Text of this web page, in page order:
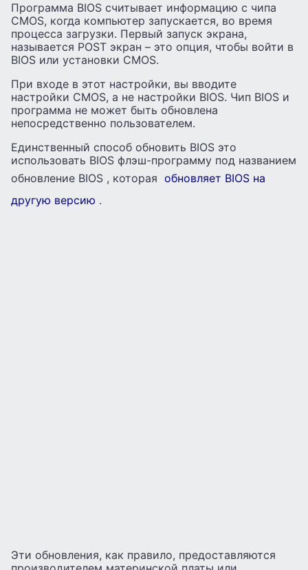
Программа BIOS считывает информацию с чипа
CMOS, когда компьютер запускается, во время
процесса загрузки. Первый запуск экрана,
называется POST экран – это опция, чтобы войти в
BIOS или установки CMOS.
При входе в этот настройки, вы вводите
настройки CMOS, а не настройки BIOS. Чип BIOS и
программа не может быть обновлена ​​
непосредственно пользователем.
Единственный способ обновить BIOS это
использовать BIOS флэш-программу под названием
обновление BIOS , которая обновляет BIOS на
другую версию .
Эти обновления, как правило, предоставляются